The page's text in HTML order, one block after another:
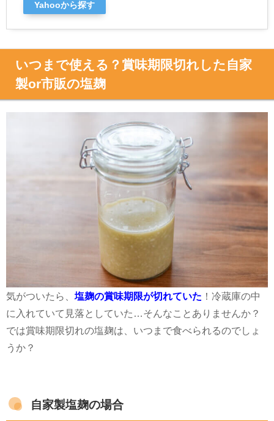
Yahooから探す
いつまで使える？賞味期限切れした自家
製or市販の塩麹
気がついたら、 塩麹の賞味期限が切れていた ！冷蔵庫の中
に入れていて見落としていた …そんなことありませんか？
では賞味期限切れの塩麹は、いつまで食べられるのでしょ
うか？
自家製塩麹の場合